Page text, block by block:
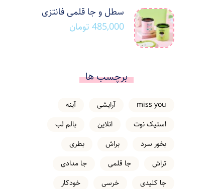
سطل و جا قلمی فانتزی
485,000 تومان
برچسب ها
miss you آرایشی
آینه
استیک نوت
انلاین
بالم لب
بخور سرد
براش
بطری
تراش
جا قلمی
جا مدادی
جا کلیدی
خرسی
خودکار